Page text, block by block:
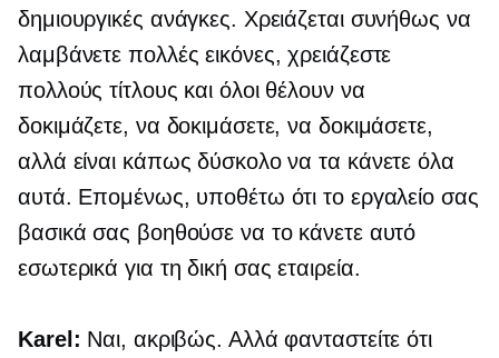
δημιουργικές ανάγκες. Χρειάζεται συνήθως να
λαμβάνετε πολλές εικόνες, χρειάζεστε
πολλούς τίτλους και όλοι θέλουν να
δοκιμάζετε, να δοκιμάσετε, να δοκιμάσετε,
αλλά είναι κάπως δύσκολο να τα κάνετε όλα
αυτά. Επομένως, υποθέτω ότι το εργαλείο σας
βασικά σας βοηθούσε να το κάνετε αυτό
εσωτερικά για τη δική σας εταιρεία.
Karel: Ναι, ακριβώς. Αλλά φανταστείτε ότι